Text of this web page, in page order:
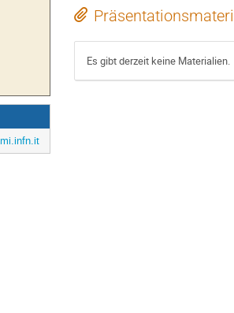
Es gibt derzeit keine Materialien.